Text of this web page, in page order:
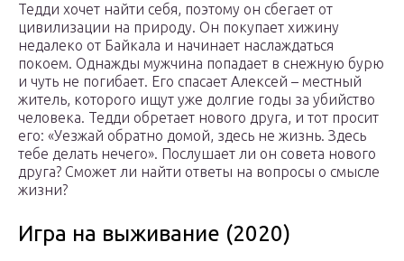
Тедди хочет найти себя, поэтому он сбегает от
цивилизации на природу. Он покупает хижину
недалеко от Байкала и начинает наслаждаться
покоем. Однажды мужчина попадает в снежную бурю
и чуть не погибает. Его спасает Алексей – местный
житель, которого ищут уже долгие годы за убийство
человека. Тедди обретает нового друга, и тот просит
его: «Уезжай обратно домой, здесь не жизнь. Здесь
тебе делать нечего». Послушает ли он совета нового
друга? Сможет ли найти ответы на вопросы о смысле
жизни?
Игра на выживание (2020)